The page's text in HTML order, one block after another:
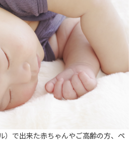
）で出来た赤ちゃんやご高齢の方、ペ